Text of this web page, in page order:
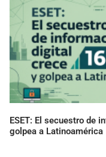
ESET: El secuestro de
golpea a Latinoamérica